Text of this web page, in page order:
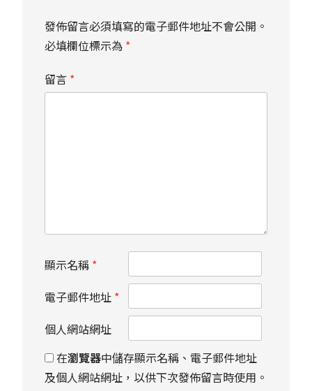
發佈留言必須填寫的電子郵件地址不會公開。
必填欄位標示為 *
留言 *
顯示名稱 *
電子郵件地址 *
個人網站網址
在瀏覽器中儲存顯示名稱、電子郵件地址
及個人網站網址，以供下次發佈留言時使用。